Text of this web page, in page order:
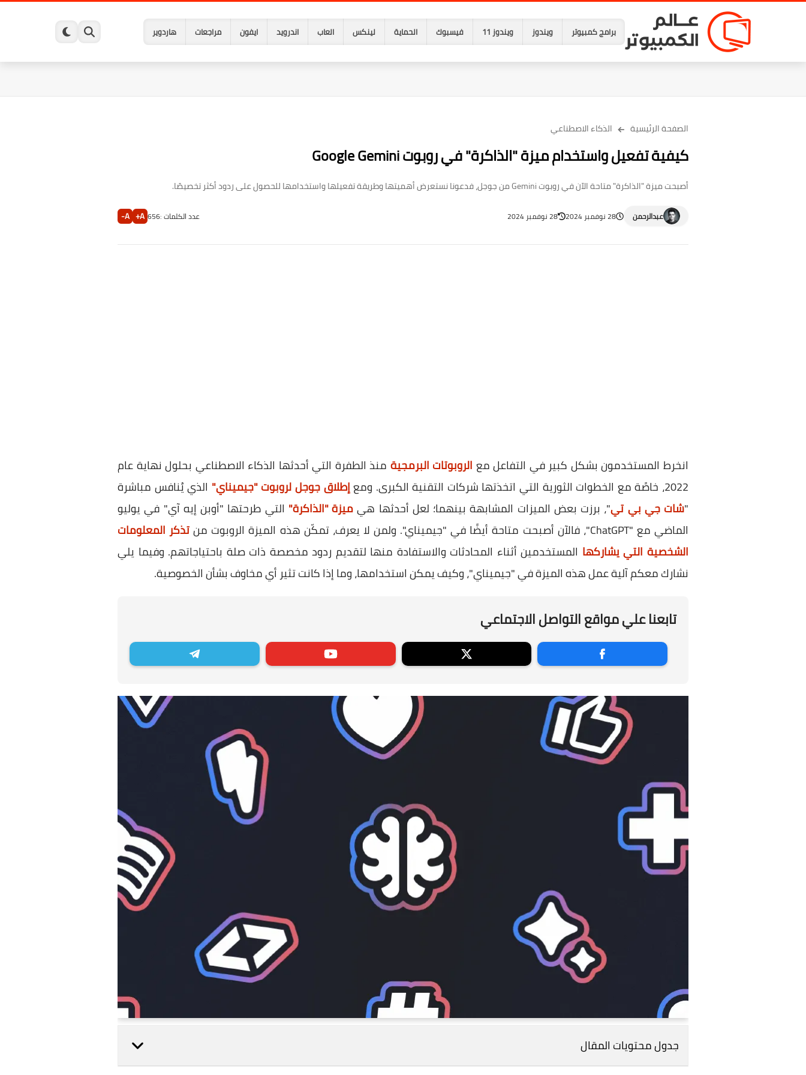
برامج كمبيوتر ويندوز ويندوز 11 فيسبوك الحماية لينكس العاب اندرويد ايفون مراجعات هاردوير
الصفحة الرئيسية الذكاء الاصطناعي
كيفية تفعيل واستخدام ميزة "الذاكرة" في روبوت Google Gemini
أصبحت ميزة "الذاكرة" متاحة الآن في روبوت Gemini من جوجل، فدعونا نستعرض أهميتها وطريقة تفعيلها واستخدامها للحصول على ردود أكثر تخصيصًا.
عبدالرحمن 28 نوفمبر 2024 28 نوفمبر 2024 عدد الكلمات :656
A+
A-
انخرط المستخدمون بشكل كبير في التفاعل مع الروبوتات البرمجية منذ الطفرة التي أحدثها الذكاء الاصطناعي بحلول نهاية عام
2022، خاصًة مع الخطوات الثورية التي اتخذتها شركات التقنية الكبرى. ومع
إطلاق جوجل لروبوت "جيميناي" الذي يُنافس مباشرة
"شات جي بي تي"، برزت بعض الميزات المشابهة بينهما؛ لعل أحدثها هيميزة "الذاكرة" التي طرحتها "أوبن إيه آي" في يوليو
الماضي مع "ChatGPT"، فالآن أصبحت متاحة أيضًا في "جيميناي". ولمن لا يعرف، تمكّن هذه الميزة الروبوت من
تذكر المعلومات
الشخصية التي يشاركها المستخدمين أثناء المحادثات والاستفادة منها لتقديم ردود مخصصة ذات صلة باحتياجاتهم. وفيما يلي
نشارك معكم آلية عمل هذه الميزة في "جيميناي"، وكيف يمكن استخدامها، وما إذا كانت تثير أي مخاوف بشأن الخصوصية.
تابعنا علي مواقع التواصل الاجتماعي
جدول محتويات المقال